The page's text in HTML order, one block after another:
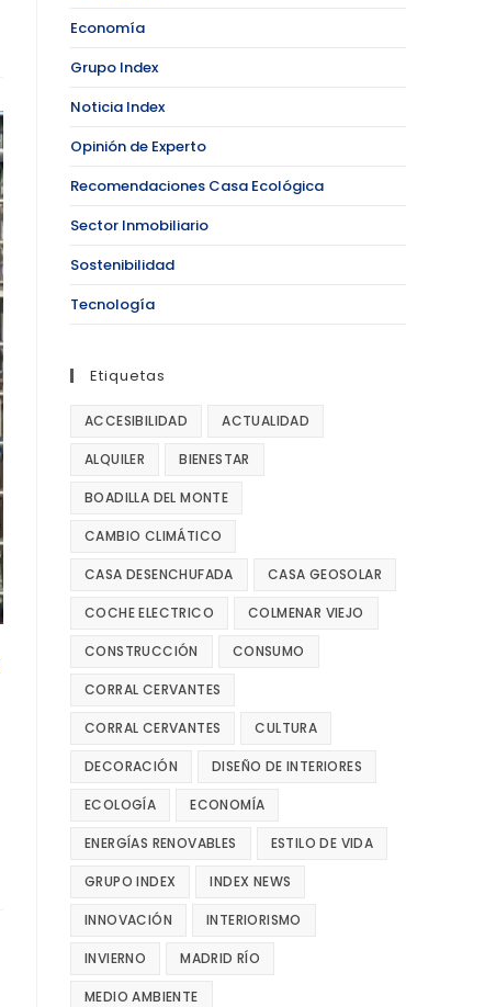
Economía
Grupo Index
Noticia Index
Opinión de Experto
Recomendaciones Casa Ecológica
Sector Inmobiliario
Sostenibilidad
Tecnología
Etiquetas
ACCESIBILIDAD ACTUALIDAD
ALQUILER BIENESTAR
BOADILLA DEL MONTE
CAMBIO CLIMÁTICO
CASA DESENCHUFADA CASA GEOSOLAR
COCHE ELECTRICO COLMENAR VIEJO
CONSTRUCCIÓN CONSUMO
CORRAL CERVANTES
CORRAL CERVANTES CULTURA
DECORACIÓN DISEÑO DE INTERIORES
ECOLOGÍA ECONOMÍA
ENERGÍAS RENOVABLES ESTILO DE VIDA
GRUPO INDEX INDEX NEWS
INNOVACIÓN INTERIORISMO
INVIERNO MADRID RÍO
MEDIO AMBIENTE